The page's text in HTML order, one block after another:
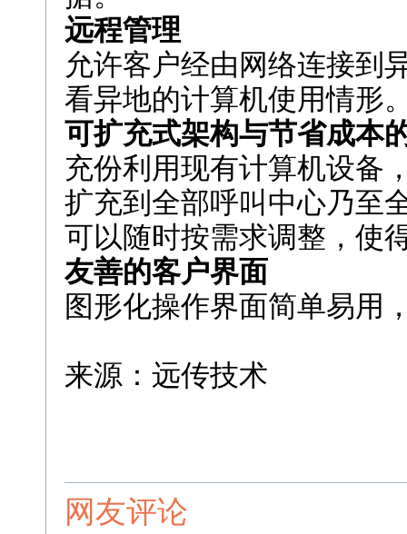
远程管理
允许客户经由网络连接到
看异地的计算机使用情形
可扩充式架构与节省成本
充份利用现有计算机设备
扩充到全部呼叫中心乃至
可以随时按需求调整，使
友善的客户界面
图形化操作界面简单易用
来源：远传技术
网友评论